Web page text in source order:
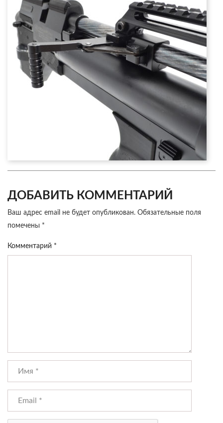
ДОБАВИТЬ КОММЕНТАРИЙ
Ваш адрес email не будет опубликован. Обязательные поля
помечены *
Комментарий *